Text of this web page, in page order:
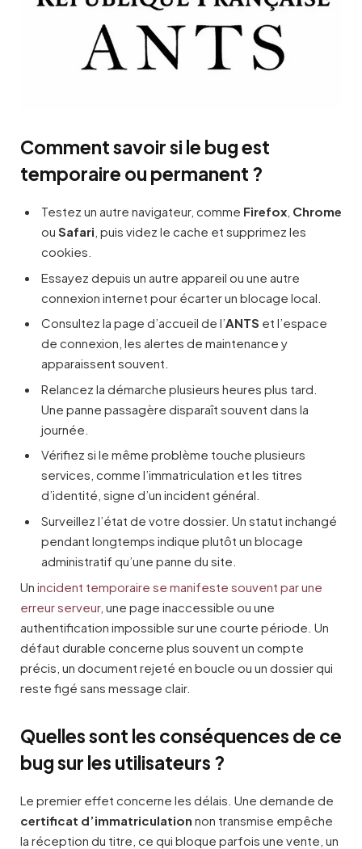
Comment savoir si le bug est
temporaire ou permanent ?
Testez un autre navigateur, comme Firefox, Chrome
ou Safari , puis videz le cache et supprimez les
cookies.
Essayez depuis un autre appareil ou une autre
connexion internet pour écarter un blocage local.
Consultez la page d’accueil de l’ANTS et l’espace
de connexion, les alertes de maintenance y
apparaissent souvent.
Relancez la démarche plusieurs heures plus tard.
Une panne passagère disparaît souvent dans la
journée.
Vérifiez si le même problème touche plusieurs
services, comme l’immatriculation et les titres
d’identité, signe d’un incident général.
Surveillez l’état de votre dossier. Un statut inchangé
pendant longtemps indique plutôt un blocage
administratif qu’une panne du site.
Un incident temporaire se manifeste souvent par une
erreur serveur, une page inaccessible ou une
authentification impossible sur une courte période. Un
défaut durable concerne plus souvent un compte
précis, un document rejeté en boucle ou un dossier qui
reste figé sans message clair.
Quelles sont les conséquences de ce
bug sur les utilisateurs ?
Le premier effet concerne les délais. Une demande de
certificat d’immatriculation non transmise empêche
la réception du titre, ce qui bloque parfois une vente, un